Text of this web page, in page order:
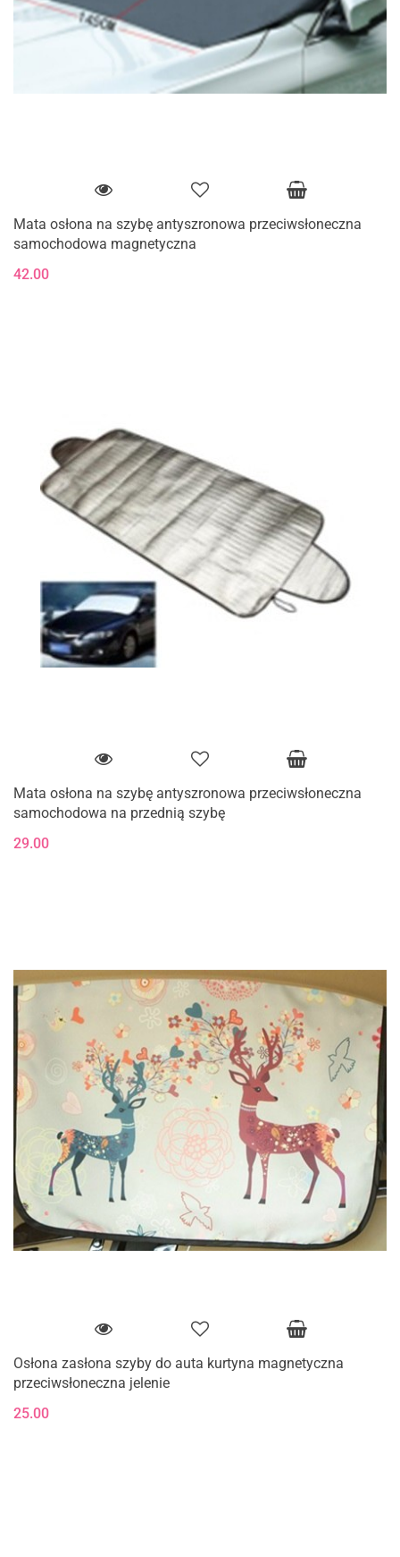
Mata osłona na szybę antyszronowa przeciwsłoneczna
samochodowa magnetyczna
42.00
Mata osłona na szybę antyszronowa przeciwsłoneczna
samochodowa na przednią szybę
29.00
Osłona zasłona szyby do auta kurtyna magnetyczna
przeciwsłoneczna jelenie
25.00